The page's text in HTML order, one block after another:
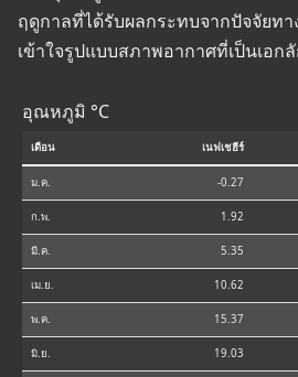
ฤดูกาลที่ได้รับผลกระทบจากปัจจัยท
เข้าใจรูปแบบสภาพอากาศที่เป็นเอ
อุณหภูมิ °C
เดือน เนฟเชฮีร์
ม.ค. -0.27
ก.พ. 1.92
มี.ค. 5.35
เม.ย. 10.62
พ.ค. 15.37
มิ.ย. 19.03